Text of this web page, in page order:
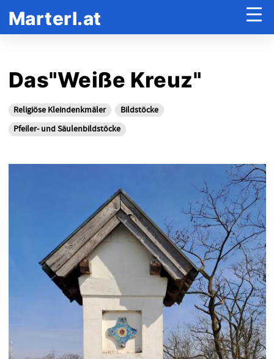
Marterl.at
Das"Weiße Kreuz"
Religiöse Kleindenkmäler
Bildstöcke
Pfeiler- und Säulenbildstöcke